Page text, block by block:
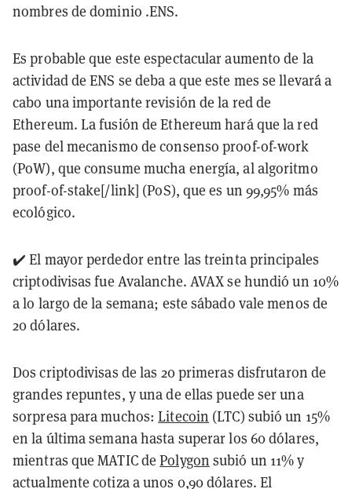
nombres de dominio .ENS.
Es probable que este espectacular aumento de la
actividad de ENS se deba a que este mes se llevará a
cabo una importante revisión de la red de
Ethereum. La fusión de Ethereum hará que la red
pase del mecanismo de consenso proof-of-work
(PoW), que consume mucha energía, al algoritmo
proof-of-stake[/link] (PoS), que es un 99,95% más
ecológico.
✔️ El mayor perdedor entre las treinta principales
criptodivisas fue Avalanche. AVAX se hundió un 10%
a lo largo de la semana; este sábado vale menos de
20 dólares.
Dos criptodivisas de las 20 primeras disfrutaron de
grandes repuntes, y una de ellas puede ser una
sorpresa para muchos:Litecoin (LTC) subió un 15%
en la última semana hasta superar los 60 dólares,
mientras que MATIC dePolygon subió un 11% y
actualmente cotiza a unos 0,90 dólares. El